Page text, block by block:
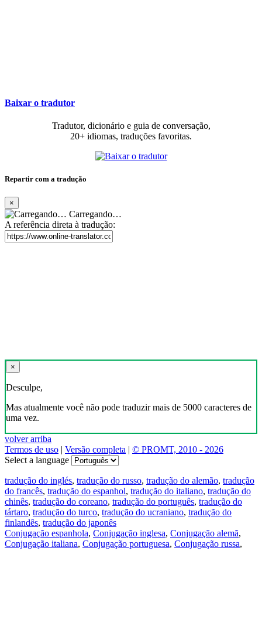
Baixar o tradutor
Tradutor, dicionário e guia de conversação,
20+ idiomas, traduções favoritas.
Repartir com a tradução
×
Carregando…
A referência direta à tradução:
×
Desculpe,
Mas atualmente você não pode traduzir mais de 5000 caracteres de
uma vez.
volver arriba
Termos de uso | Versão completa | © PROMT, 2010 - 2026
Select a language
tradução do inglés, tradução do russo, tradução do alemão, tradução
do francês, tradução do espanhol, tradução do italiano, tradução do
chinês, tradução do coreano, tradução do português, tradução do
tártaro, tradução do turco, tradução do ucraniano, tradução do
finlandês, tradução do japonês
Conjugação espanhola, Conjugação inglesa, Conjugação alemã,
Conjugação italiana, Conjugação portuguesa, Conjugação russa,